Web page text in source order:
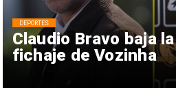
Claudio Bravo baja
fichaje de Vozinha
DEPORTES